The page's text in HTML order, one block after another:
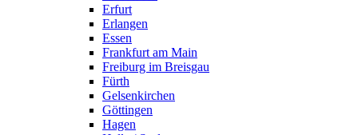
Erfurt
Erlangen
Essen
Frankfurt am Main
Freiburg im Breisgau
Fürth
Gelsenkirchen
Göttingen
Hagen